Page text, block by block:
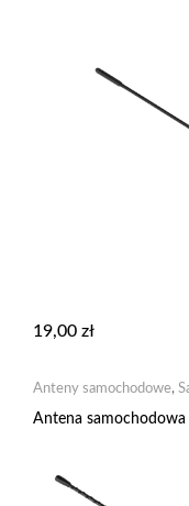
19,00 zł
Anteny samochodowe,
Antena